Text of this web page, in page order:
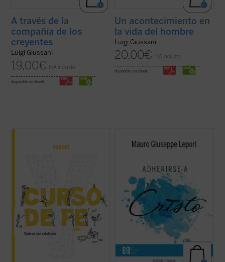
A través de la
compañía de los
creyentes
Luigi Giussani
19,00€ IVA incluido
disponible en ebook:
Un acontecimiento en
la vida del hombre
Luigi Giussani
20,00€ IVA incluido
disponible en ebook:
capítulos e invita a reflexionar y dialogar
y caminarecoge un nuevo ciclo de
meditaciones que, siguiendo el estilo
sobre si Jesucristo es la alegría de ...